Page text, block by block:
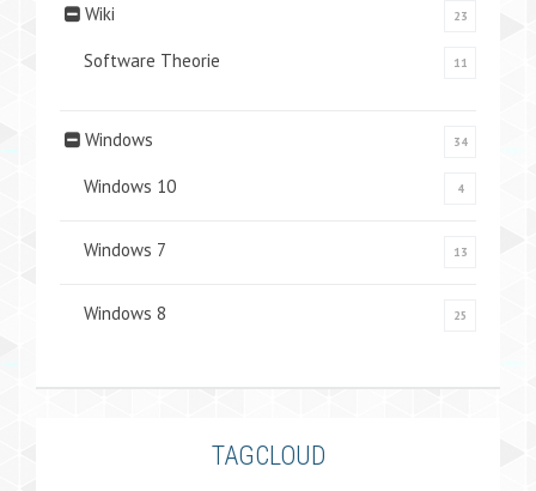
Wiki 23
Software Theorie 11
Windows 34
Windows 10 4
Windows 7 13
Windows 8 25
TAGCLOUD